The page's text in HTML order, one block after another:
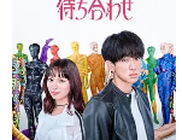
第77集
第81集